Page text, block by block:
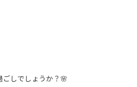
しでしょうか？🌸